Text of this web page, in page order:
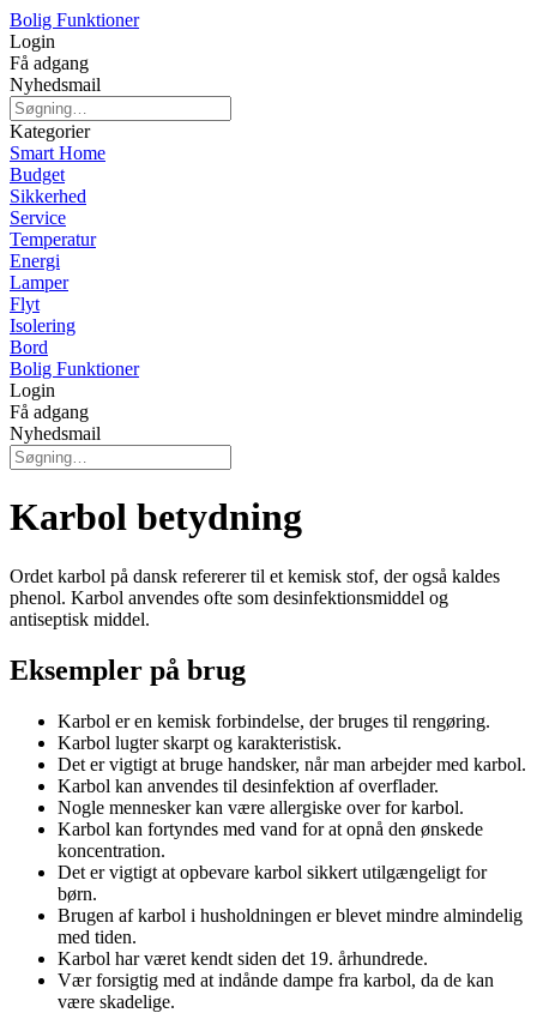
Bolig Funktioner
Login
Få adgang
Nyhedsmail
Kategorier
Smart Home
Budget
Sikkerhed
Service
Temperatur
Energi
Lamper
Flyt
Isolering
Bord
Bolig Funktioner
Login
Få adgang
Nyhedsmail
Karbol betydning
Ordet karbol på dansk refererer til et kemisk stof, der også kaldes
phenol. Karbol anvendes ofte som desinfektionsmiddel og
antiseptisk middel.
Eksempler på brug
Karbol er en kemisk forbindelse, der bruges til rengøring.
Karbol lugter skarpt og karakteristisk.
Det er vigtigt at bruge handsker, når man arbejder med karbol.
Karbol kan anvendes til desinfektion af overflader.
Nogle mennesker kan være allergiske over for karbol.
Karbol kan fortyndes med vand for at opnå den ønskede
koncentration.
Det er vigtigt at opbevare karbol sikkert utilgængeligt for
børn.
Brugen af karbol i husholdningen er blevet mindre almindelig
med tiden.
Karbol har været kendt siden det 19. århundrede.
Vær forsigtig med at indånde dampe fra karbol, da de kan
være skadelige.